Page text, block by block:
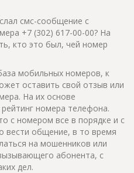
смс-сообщение с
+7 (302) 617-00-00? На
кто это был, чей номер
мобильных номеров, к
оставить свой отзыв или
На их основе
номера телефона.
с номером все в порядке и с
общение, в то время
на мошенников или
абонента, с
дел.